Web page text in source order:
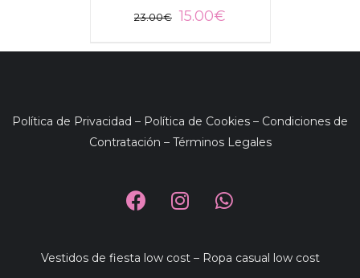
DETALLES
23.00€ 15.00€
Política de Privacidad – Política de Cookies – Condiciones de
Contratación – Términos Legales
Vestidos de fiesta low cost– Ropa casual low cost